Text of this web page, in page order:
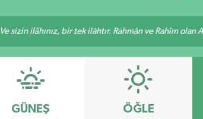
Ve sizin ilâhınız, bir tek ilâhtır. Rahmân ve Rahîm
GÜNEŞ ÖĞLE